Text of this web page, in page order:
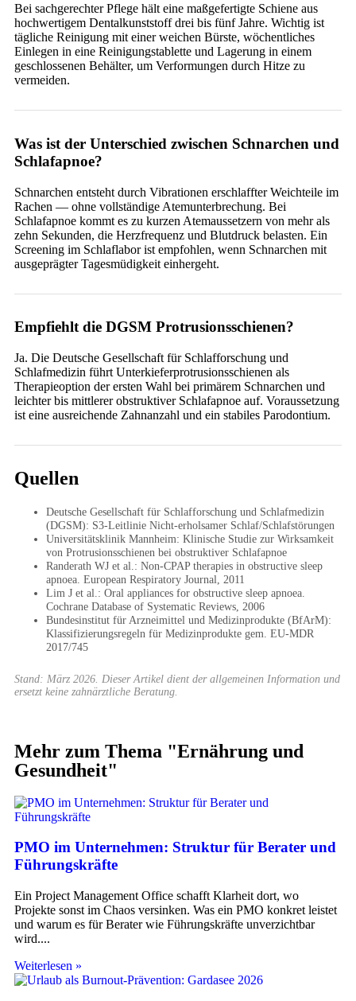
Bei sachgerechter Pflege hält eine maßgefertigte Schiene aus
hochwertigem Dentalkunststoff drei bis fünf Jahre. Wichtig ist
tägliche Reinigung mit einer weichen Bürste, wöchentliches
Einlegen in eine Reinigungstablette und Lagerung in einem
geschlossenen Behälter, um Verformungen durch Hitze zu
vermeiden.
Was ist der Unterschied zwischen Schnarchen und
Schlafapnoe?
Schnarchen entsteht durch Vibrationen erschlaffter Weichteile im
Rachen — ohne vollständige Atemunterbrechung. Bei
Schlafapnoe kommt es zu kurzen Atemaussetzern von mehr als
zehn Sekunden, die Herzfrequenz und Blutdruck belasten. Ein
Screening im Schlaflabor ist empfohlen, wenn Schnarchen mit
ausgeprägter Tagesmüdigkeit einhergeht.
Empfiehlt die DGSM Protrusionsschienen?
Ja. Die Deutsche Gesellschaft für Schlafforschung und
Schlafmedizin führt Unterkieferprotrusionsschienen als
Therapieoption der ersten Wahl bei primärem Schnarchen und
leichter bis mittlerer obstruktiver Schlafapnoe auf. Voraussetzung
ist eine ausreichende Zahnanzahl und ein stabiles Parodontium.
Quellen
Deutsche Gesellschaft für Schlafforschung und Schlafmedizin
(DGSM): S3-Leitlinie Nicht-erholsamer Schlaf/Schlafstörungen
Universitätsklinik Mannheim: Klinische Studie zur Wirksamkeit
von Protrusionsschienen bei obstruktiver Schlafapnoe
Randerath WJ et al.: Non-CPAP therapies in obstructive sleep
apnoea. European Respiratory Journal, 2011
Lim J et al.: Oral appliances for obstructive sleep apnoea.
Cochrane Database of Systematic Reviews, 2006
Bundesinstitut für Arzneimittel und Medizinprodukte (BfArM):
Klassifizierungsregeln für Medizinprodukte gem. EU-MDR
2017/745
Stand: März 2026. Dieser Artikel dient der allgemeinen Information und
ersetzt keine zahnärztliche Beratung.
Mehr zum Thema "Ernährung und
Gesundheit"
PMO im Unternehmen: Struktur für Berater und
Führungskräfte
Ein Project Management Office schafft Klarheit dort, wo
Projekte sonst im Chaos versinken. Was ein PMO konkret leistet
und warum es für Berater wie Führungskräfte unverzichtbar
wird.
Weiterlesen »